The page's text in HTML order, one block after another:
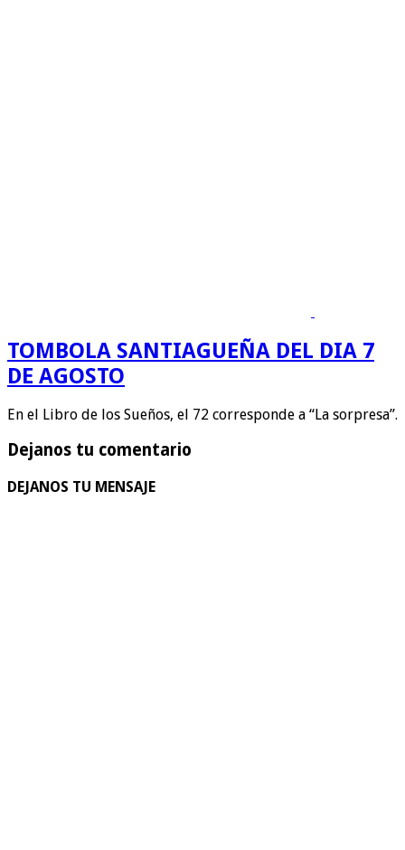
TOMBOLA SANTIAGUEÑA DEL DIA 7
DE AGOSTO
En el Libro de los Sueños, el 72 corresponde a “La sorpresa”.
Dejanos tu comentario
DEJANOS TU MENSAJE